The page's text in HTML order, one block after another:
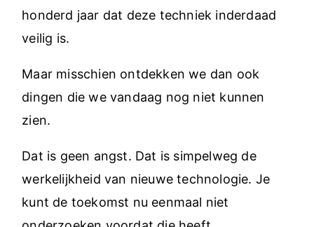
honderd jaar dat deze techniek inderdaad
veilig is.
Maar misschien ontdekken we dan ook
dingen die we vandaag nog niet kunnen
zien.
Dat is geen angst. Dat is simpelweg de
werkelijkheid van nieuwe technologie. Je
kunt de toekomst nu eenmaal niet